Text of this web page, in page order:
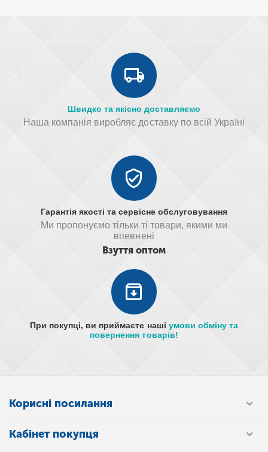
Швидко та якісно доставляємо
Наша компанія виробляє доставку по всій Україні
Гарантія якості та сервісне обслуговування
Ми пропонуємо тільки ті товари, якими ми
впевнені
Взуття оптом
При покупці, ви приймаєте наші умови обміну та
повернення товарів!
Корисні посилання
Кабінет покупця